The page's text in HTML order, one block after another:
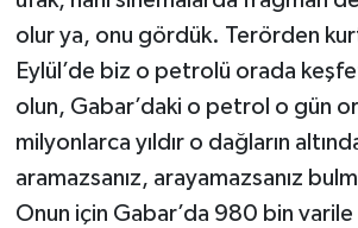
olur ya, onu gördük. Terörden
Eylül’de biz o petrolü orada
olun, Gabar’daki o petrol o gün
milyonlarca yıldır o dağların
aramazsanız, arayamazsanız
Onun için Gabar’da 980 bin